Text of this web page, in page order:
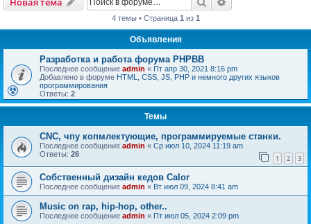
4 темы • Страница 1 из 1
Объявления
Разработка и работа форума PHPBB
Последнее сообщение admin « Пт апр 30, 2021 8:16 pm
Добавлено в форуме HTML, CSS, JS, PHP и немного других языков
программирования
Ответы: 2
Темы
CNC, чпу копмлектующие, программируемые станки.
Последнее сообщение admin « Ср июл 10, 2024 11:19 am
Ответы: 26 1 2 3
Собственный дизайн кедов Calor
Последнее сообщение admin « Вт июл 09, 2024 8:41 am
Music on rap, hip-hop, other..
Последнее сообщение admin « Пт июл 05, 2024 2:09 pm